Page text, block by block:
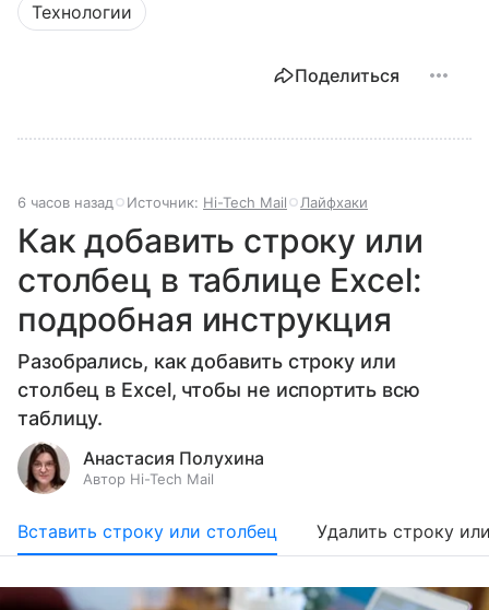
Технологии
Поделиться
6 часов назад Источник: Hi-Tech Mail Лайфхаки
Как добавить строку или
столбец в таблице Excel:
подробная инструкция
Разобрались, как добавить строку или
столбец в Excel, чтобы не испортить всю
таблицу.
Анастасия Полухина
Автор Hi-Tech Mail
Вставить строку или столбец Удалить строку